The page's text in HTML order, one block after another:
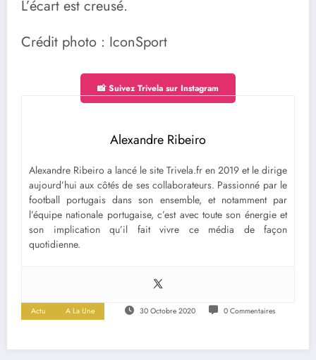
L’écart est creusé.
Crédit photo : IconSport
📸 Suivez Trivela sur Instagram
Alexandre Ribeiro
Alexandre Ribeiro a lancé le site Trivela.fr en 2019 et le dirige
aujourd’hui aux côtés de ses collaborateurs. Passionné par le
football portugais dans son ensemble, et notamment par
l’équipe nationale portugaise, c’est avec toute son énergie et
son implication qu’il fait vivre ce média de façon
quotidienne.
Actu A La Une 30 Octobre 2020 0 Commentaires